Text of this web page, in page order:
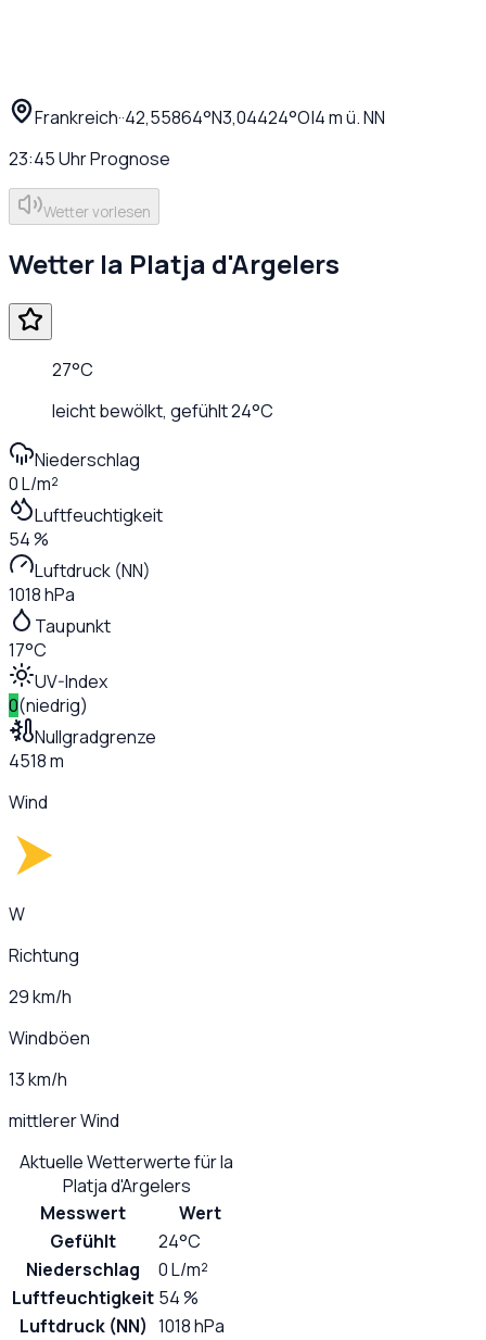
Frankreich··42,55864°N3,04424°O|4m ü. NN
23:45UhrPrognose
Wetter vorlesen
Wetter la Platja d'Argelers
27°C
leicht bewölkt, gefühlt24°C
Niederschlag
0 L/m²
Luftfeuchtigkeit
54 %
Luftdruck (NN)
1018 hPa
Taupunkt
17°C
UV-Index
0(niedrig)
Nullgradgrenze
4518 m
Wind
W
Richtung
29 km/h
Windböen
13 km/h
mittlerer Wind
Aktuelle Wetterwerte fürla
Platja d'Argelers
Messwert
Wert
Gefühlt
24°C
Niederschlag
0 L/m²
Luftfeuchtigkeit 54 %
Luftdruck (NN) 1018 hPa